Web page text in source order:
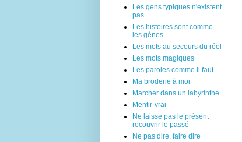
Les gens typiques n'existent
pas
Les histoires sont comme
les gènes
Les mots au secours du réel
Les mots magiques
Les paroles comme il faut
Ma broderie à moi
Marcher dans un labyrinthe
Mentir-vrai
Ne laisse pas le présent
recouvrir le passé
Ne pas dire, faire dire